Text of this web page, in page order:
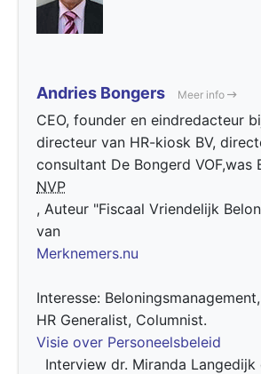
Andries Bongers Meer info
CEO, founder en eindredacteur
directeur van HR-kiosk BV,
consultant De Bongerd VOF,was
NVP
, Auteur "Fiscaal Vriendelijk
van
Merknemers.nu
Interesse:
HR Generalist, Columnist.
Visie over Personeelsbeleid
Interview dr. Miranda